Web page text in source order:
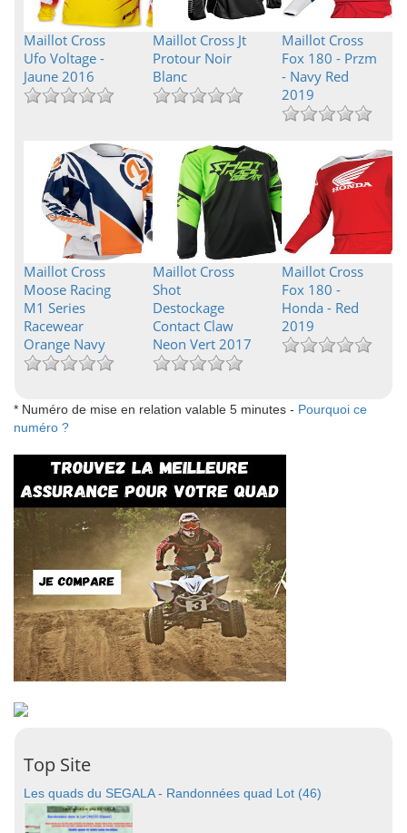
Maillot Cross
Ufo Voltage -
Jaune 2016
Maillot Cross Jt
Protour Noir
Blanc
Maillot Cross
Fox 180 - Przm
- Navy Red
2019
Maillot Cross
Moose Racing
M1 Series
Racewear
Orange Navy
Maillot Cross
Shot
Destockage
Contact Claw
Neon Vert 2017
Maillot Cross
Fox 180 -
Honda - Red
2019
* Numéro de mise en relation valable 5 minutes - Pourquoi ce
numéro ?
Top Site
Les quads du SEGALA - Randonnées quad Lot (46)